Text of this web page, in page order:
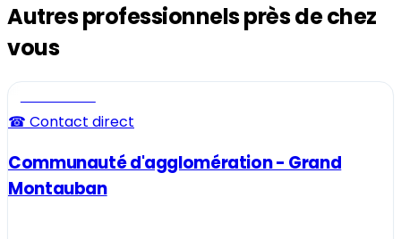
Autres professionnels près de chez
vous
☎ Contact direct
Communauté d'agglomération - Grand
Montauban